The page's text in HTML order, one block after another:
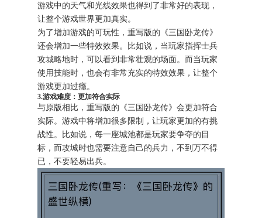
游戏中的天气和光线效果也得到了非常好的表现，
让整个游戏世界更加真实。
为了增加游戏的可玩性，重写版的《三国卧龙传》
还会增加一些特效效果。比如说，当玩家指挥士兵
攻城略地时，可以看到非常壮观的场面。而当玩家
使用技能时，也会有非常充实的特效效果，让整个
游戏更加过瘾。
3.游戏难度：更加符合实际
与原版相比，重写版的《三国卧龙传》会更加符合
实际。游戏中将增加很多限制，让玩家更加的有挑
战性。比如说，每一座城池都是玩家要争夺的目
标，而攻城时也需要注意自己的兵力，不到万不得
已，不要轻易出兵。